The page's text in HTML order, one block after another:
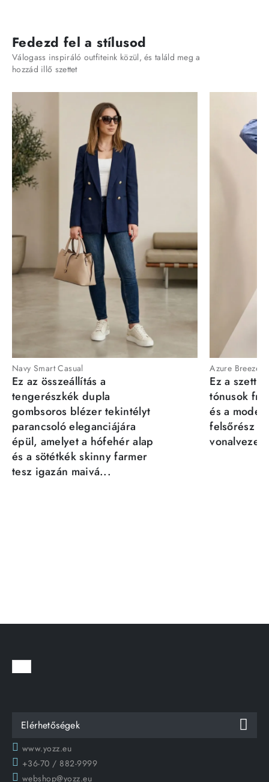
Fedezd fel a stílusod
Válogass inspiráló outfiteink közül, és találd meg a
hozzád illő szettet
Navy Smart Casual
Ez az összeállítás a
tengerészkék dupla
gombsoros blézer tekintélyt
parancsoló eleganciájára
épül, amelyet a hófehér alap
és a sötétkék skinny farmer
tesz igazán maivá...
Azure Breeze
Ez a szett
tónusok
és a
felsőrész
Elérhetőségek
www.yozz.eu
+36-70 / 882-9999
webshop@yozz.eu